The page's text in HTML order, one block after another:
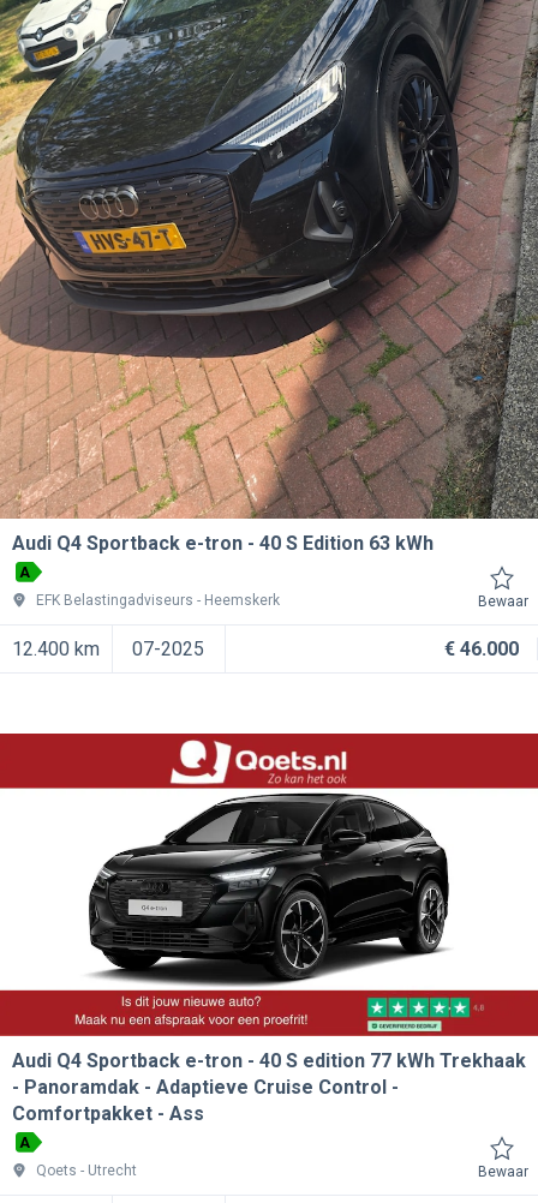
Audi Q4 Sportback e-tron 40 S Edition 63 kWh
A
EFK Belastingadviseurs
Heemskerk Bewaar
12.400 km 07-2025 € 46.000
Audi Q4 Sportback e-tron
40 S edition 77 kWh Trekhaak
- Panoramdak - Adaptieve Cruise Control -
Comfortpakket - Ass
A
Qoets
Utrecht Bewaar